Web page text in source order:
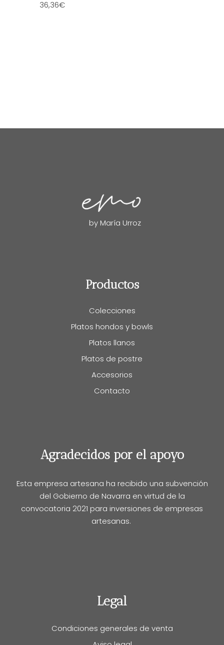
36,36€
by María Urroz
Productos
Colecciones
Platos hondos y bowls
Platos llanos
Platos de postre
Accesorios
Contacto
Agradecidos por el apoyo
Esta empresa artesana ha recibido una subvención
del Gobierno de Navarra en virtud de la
convocatoria 2021 para inversiones de empresas
artesanas.
Legal
Condiciones generales de venta